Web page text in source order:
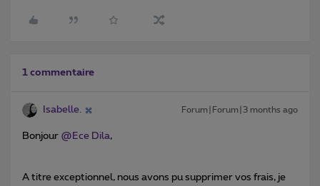
1 commentaire
Isabelle. Forum|Forum|3 months ago
Bonjour ​ @Ece Dila,
A titre exceptionnel, nous avons pu supprimer vos frais, je